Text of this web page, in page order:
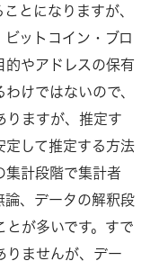
とになりますが、
ットコイン・ブロ
的やアドレスの保有
けではないので、
りますが、推定す
定して推定する方法
集計段階で集計者
論、データの解釈段
が多いです。すで
りませんが、デー